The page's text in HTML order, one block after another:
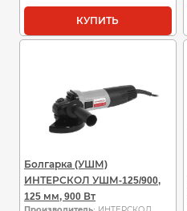
КУПИТЬ
Болгарка (УШМ)
ИНТЕРСКОЛ УШМ-125/900,
125 мм, 900 Вт